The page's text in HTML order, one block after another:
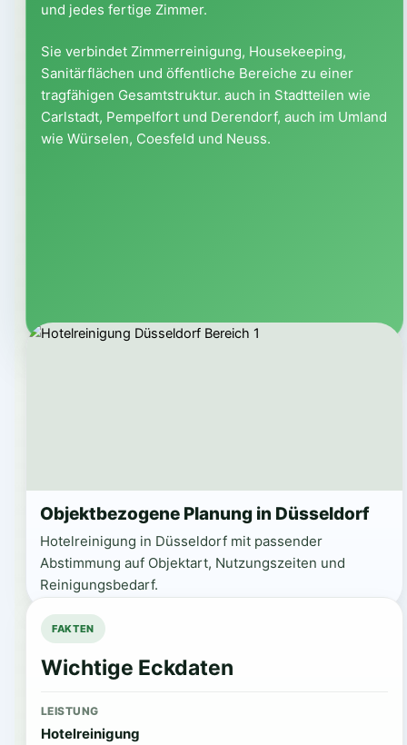
und jedes fertige Zimmer.
Sie verbindet Zimmerreinigung, Housekeeping,
Sanitärflächen und öffentliche Bereiche zu einer
tragfähigen Gesamtstruktur. auch in Stadtteilen wie
Carlstadt, Pempelfort und Derendorf, auch im Umland
wie Würselen, Coesfeld und Neuss.
Objektbezogene Planung in Düsseldorf
Hotelreinigung in Düsseldorf mit passender
Abstimmung auf Objektart, Nutzungszeiten und
Reinigungsbedarf.
FAKTEN
Wichtige Eckdaten
LEISTUNG
Hotelreinigung